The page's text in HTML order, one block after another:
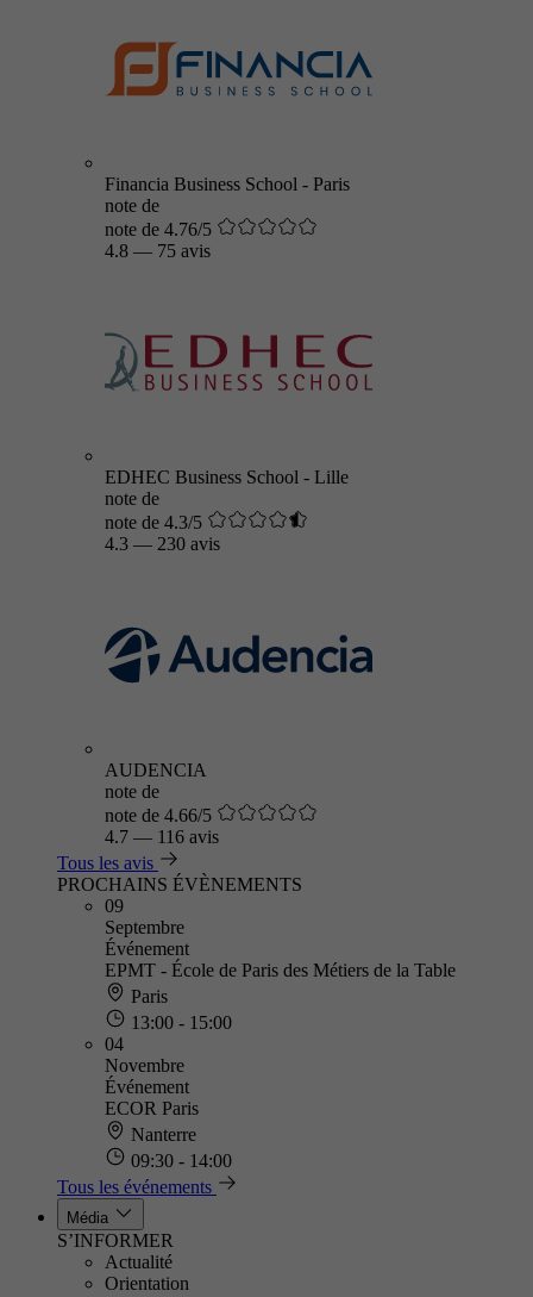
Financia Business School - Paris
note de
note de 4.76/5
4.8 — 75 avis
EDHEC Business School - Lille
note de
note de 4.3/5
4.3 — 230 avis
AUDENCIA
note de
note de 4.66/5
4.7 — 116 avis
Tous les avis
PROCHAINS ÉVÈNEMENTS
09
Septembre
Événement
EPMT - École de Paris des Métiers de la Table
Paris
13:00 - 15:00
04
Novembre
Événement
ECOR Paris
Nanterre
09:30 - 14:00
Tous les événements
Média
S’INFORMER
Actualité
Orientation